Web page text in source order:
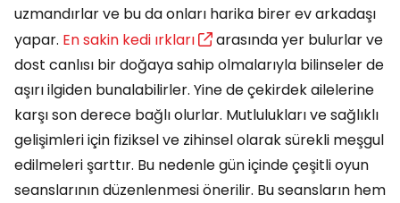
uzmandırlar ve bu da onları harika birer ev arkadaşı
yapar. En sakin kedi ırkları
arasında yer bulurlar ve
dost canlısı bir doğaya sahip olmalarıyla bilinseler de
aşırı ilgiden bunalabilirler. Yine de çekirdek ailelerine
karşı son derece bağlı olurlar. Mutlulukları ve sağlıklı
gelişimleri için fiziksel ve zihinsel olarak sürekli meşgul
edilmeleri şarttır. Bu nedenle gün içinde çeşitli oyun
seanslarının düzenlenmesi önerilir. Bu seansların hem